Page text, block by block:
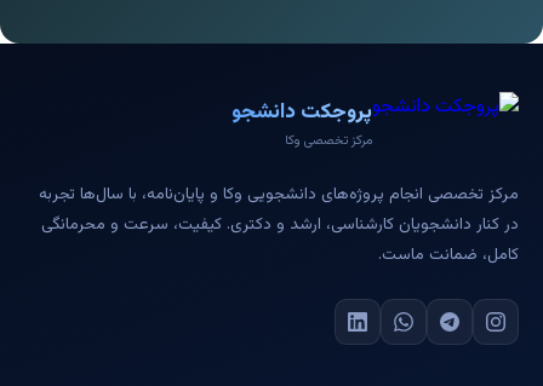
پروجکت دانشجو
مرکز تخصصی وکا
مرکز تخصصی انجام پروژه‌های دانشجویی وکا و پایان‌نامه، با سال‌ها تجربه
در کنار دانشجویان کارشناسی، ارشد و دکتری. کیفیت، سرعت و محرمانگی
کامل، ضمانت ماست.